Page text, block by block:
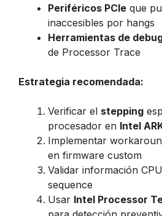
Periféricos PCIe que
inaccesibles por hangs
Herramientas de
de Processor Trace
Estrategia recomendada:
Verificar el stepping
procesador en Intel
Implementar
en firmware custom
Validar información
sequence
Usar Intel Processor